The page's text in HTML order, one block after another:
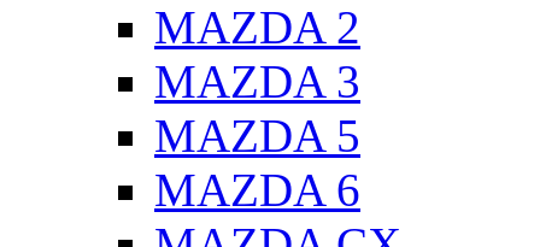
MAZDA 2
MAZDA 3
MAZDA 5
MAZDA 6